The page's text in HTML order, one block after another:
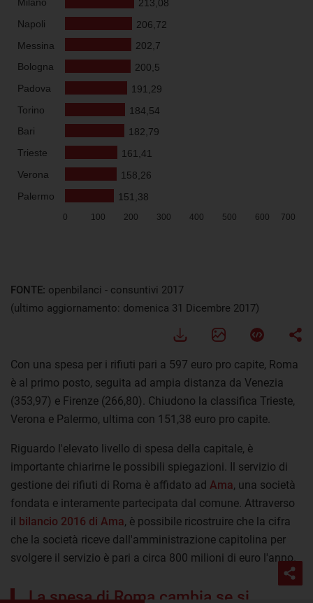
FONTE: openbilanci - consuntivi 2017
(ultimo aggiornamento: domenica 31 Dicembre 2017)
Con una spesa per i rifiuti pari a 597 euro pro capite, Roma
è al primo posto, seguita ad ampia distanza da Venezia
(353,97) e Firenze (266,80). Chiudono la classifica Trieste,
Verona e Palermo, ultima con 151,38 euro pro capite.
Riguardo l'elevato livello di spesa della capitale, è
importante chiarirne le possibili spiegazioni. Il servizio di
gestione dei rifiuti di Roma è affidato ad Ama, una società
fondata e interamente partecipata dal comune. Attraverso
il bilancio 2016 di Ama, è possibile ricostruire che la cifra
che la società riceve dall'amministrazione capitolina per
svolgere il servizio è pari a circa 800 milioni di euro l'anno.
La spesa di Roma cambia se si